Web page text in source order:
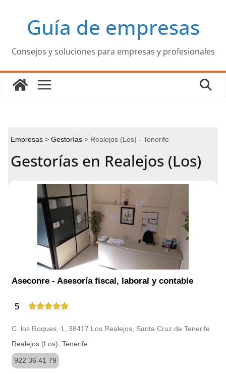
contenidoGuía de empresas
Consejos y soluciones para empresas y profesionales
Empresas Gestorías Realejos (Los) - Tenerife
Gestorías en Realejos (Los)
Aseconre - Asesoría fiscal, laboral y contable
5
C. los Roques, 1, 38417 Los Realejos, Santa Cruz de Tenerife
Realejos (Los), Tenerife
922 36 41 79